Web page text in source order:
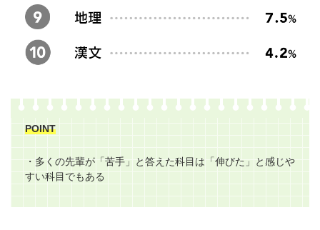
POINT
・多くの先輩が「苦手」と答えた科目は「伸びた」と感じや
すい科目でもある